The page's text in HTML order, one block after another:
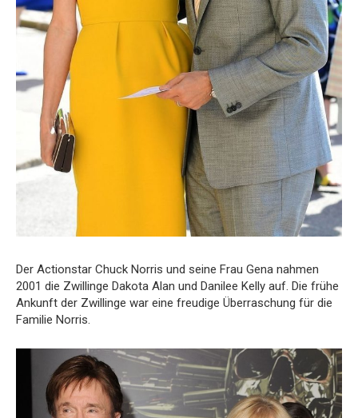
Der Actionstar Chuck Norris und seine Frau Gena nahmen
2001 die Zwillinge Dakota Alan und Danilee Kelly auf. Die frühe
Ankunft der Zwillinge war eine freudige Überraschung für die
Familie Norris.